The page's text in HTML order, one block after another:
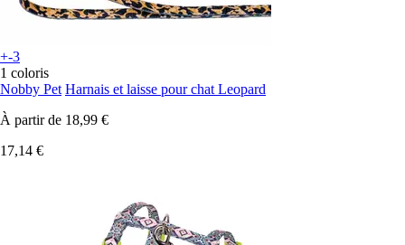
+-3
1 coloris
Nobby Pet Harnais et laisse pour chat Leopard
À partir de 18,99 €
17,14 €